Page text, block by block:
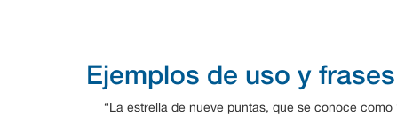
Ejemplos de uso y frases
“La estrella de nueve puntas, que se conoce como